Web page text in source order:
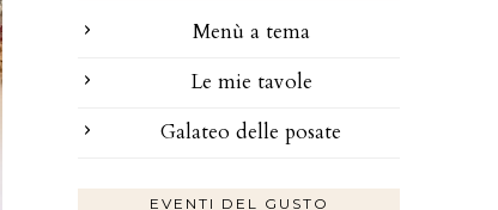
Menù a tema
Le mie tavole
Galateo delle posate
EVENTI DEL GUSTO